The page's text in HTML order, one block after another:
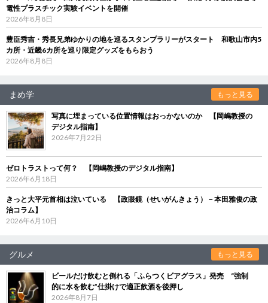
電性プラスチック実験イベントを開催
2026年8月8日
豊臣秀吉・秀長兄弟ゆかりの地を巡るスタンプラリーがスタート 和歌山市内5
カ所・近畿6カ所を巡り限定グッズをもらおう
2026年8月8日
まめ学 もっと見る
写真に埋まっている位置情報はおっかないのか 【岡嶋教授の
デジタル指南】
2026年7月22日
ゼロトラストって何？ 【岡嶋教授のデジタル指南】
2026年6月18日
きっと大平元首相は泣いている 【政眼鏡（せいがんきょう）－本田雅俊の政
治コラム】
2026年6月10日
グルメ もっと見る
ビールだけ飲むと倒れる「ふらつくビアグラス」発売 “強制
的に水を飲む”仕掛けで適正飲酒を後押し
2026年8月7日